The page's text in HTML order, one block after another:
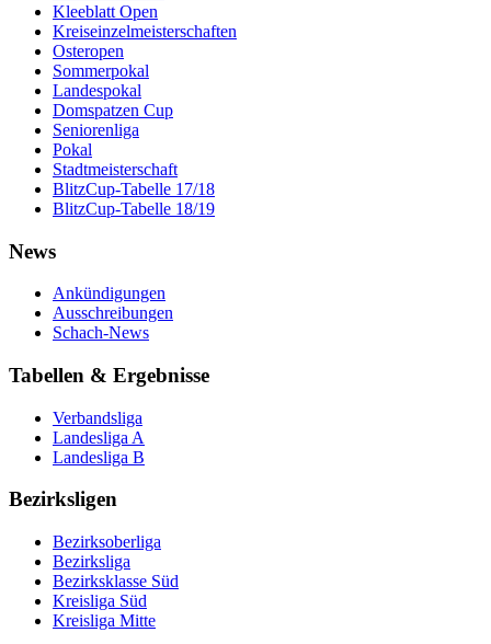
Kleeblatt Open
Kreiseinzelmeisterschaften
Osteropen
Sommerpokal
Landespokal
Domspatzen Cup
Seniorenliga
Pokal
Stadtmeisterschaft
BlitzCup-Tabelle 17/18
BlitzCup-Tabelle 18/19
News
Ankündigungen
Ausschreibungen
Schach-News
Tabellen & Ergebnisse
Verbandsliga
Landesliga A
Landesliga B
Bezirksligen
Bezirksoberliga
Bezirksliga
Bezirksklasse Süd
Kreisliga Süd
Kreisliga Mitte